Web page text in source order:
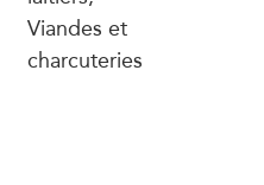
Viandes et
charcuteries